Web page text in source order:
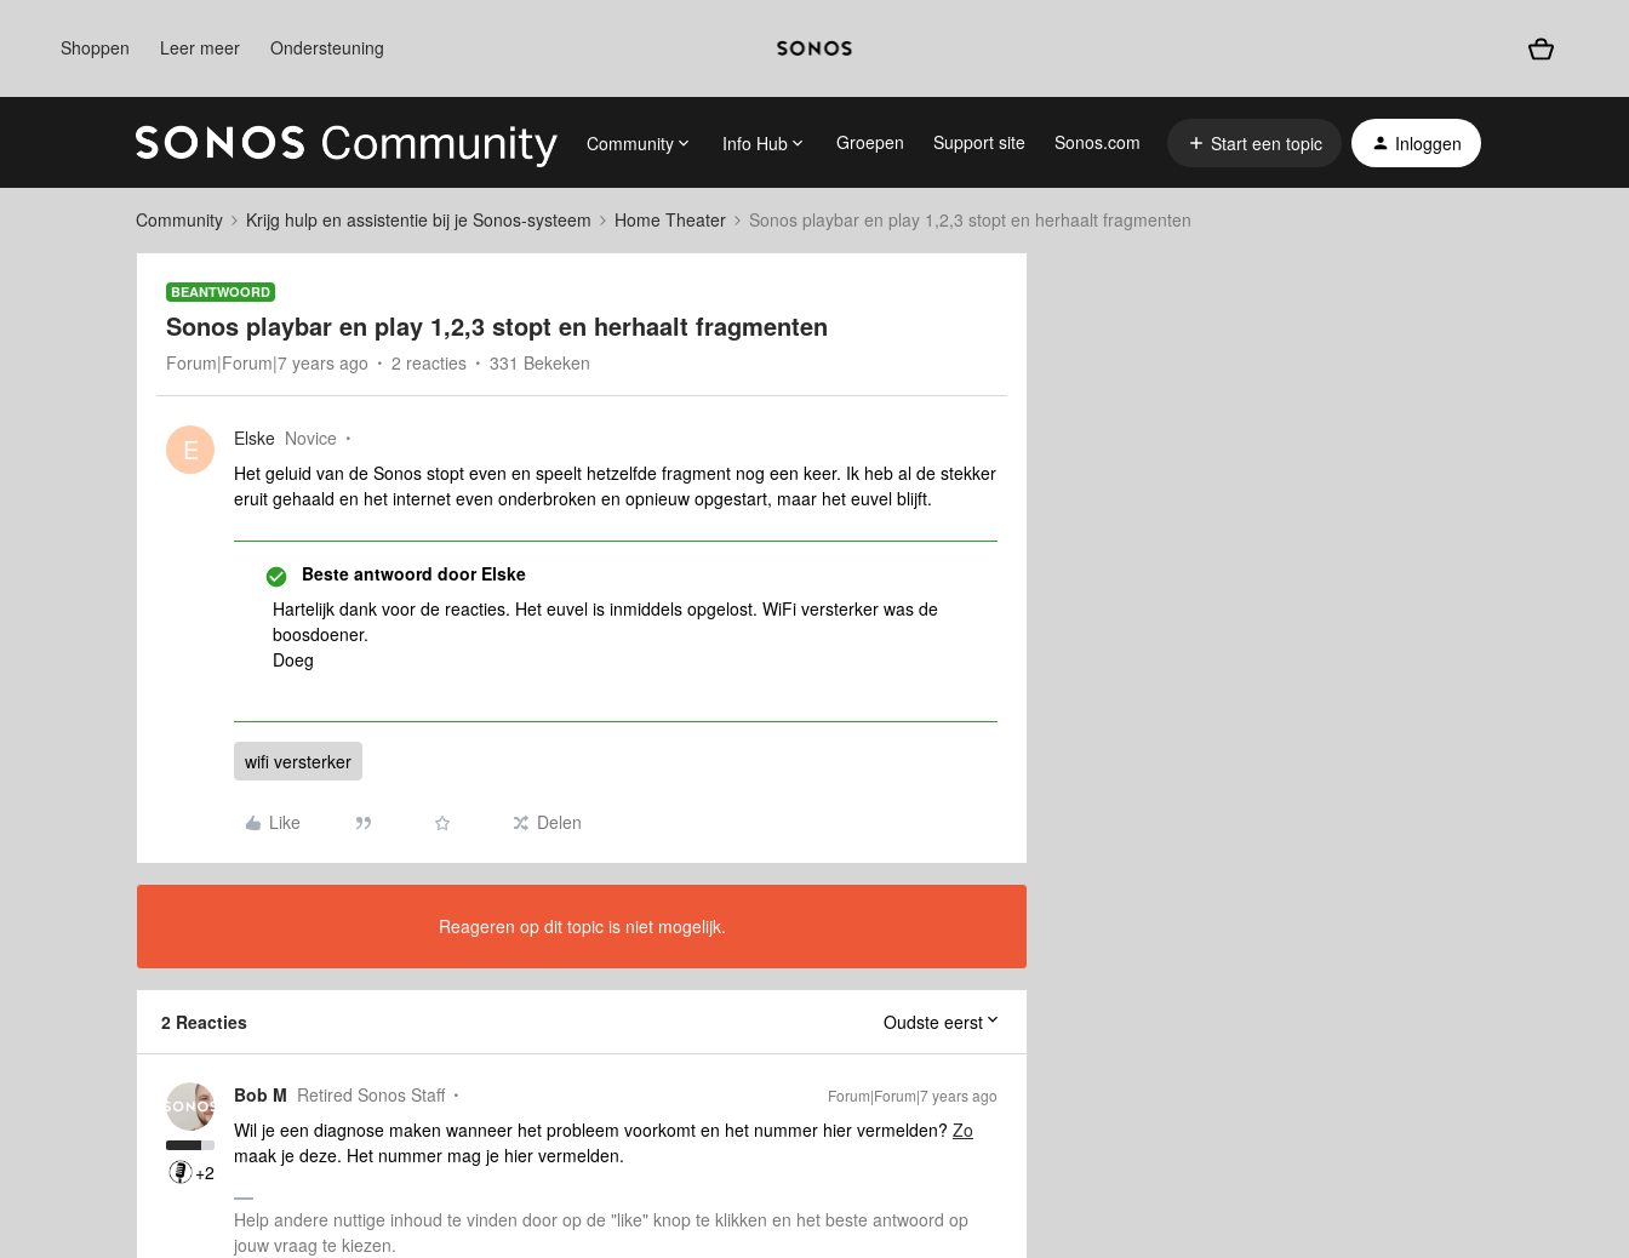
Shoppen Leer meer Ondersteuning
Community Info Hub Groepen Support site Sonos.com Start een topic Inloggen
Community Krijg hulp en assistentie bij je Sonos-systeem Home Theater Sonos playbar en play 1,2,3 stopt en herhaalt fragmenten
BEANTWOORD
Sonos playbar en play 1,2,3 stopt en herhaalt fragmenten
Forum|Forum|7 years ago 2 reacties 331 Bekeken
E Elske Novice
Het geluid van de Sonos stopt even en speelt hetzelfde fragment nog een keer. Ik heb al de stekker
eruit gehaald en het internet even onderbroken en opnieuw opgestart, maar het euvel blijft.
Beste antwoord doorElske
Hartelijk dank voor de reacties. Het euvel is inmiddels opgelost. WiFi versterker was de
boosdoener.
Doeg
wifi versterker
Like Delen
Reageren op dit topic is niet mogelijk.
2 Reacties Oudste eerst
+2
Bob M Retired Sonos Staff Forum|Forum|7 years ago
Wil je een diagnose maken wanneer het probleem voorkomt en het nummer hier vermelden? Zo
maak je deze. Het nummer mag je hier vermelden.
Help andere nuttige inhoud te vinden door op de "like" knop te klikken en het beste antwoord op
jouw vraag te kiezen.